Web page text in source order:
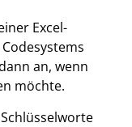
Excel-
an, wenn
möchte.